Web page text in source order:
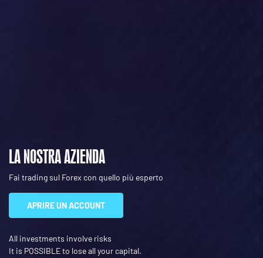
LA NOSTRA AZIENDA
Fai trading sul Forex con quello più esperto
APRIRE UN ACCOUNT
All investments involve risks
It is POSSIBLE to lose all your capital.